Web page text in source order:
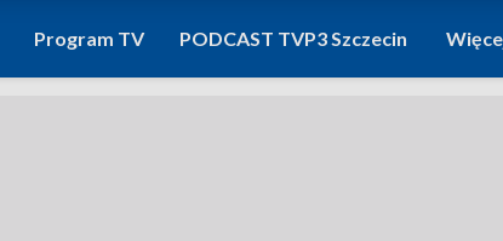
Program TV PODCAST TVP3 Szczecin